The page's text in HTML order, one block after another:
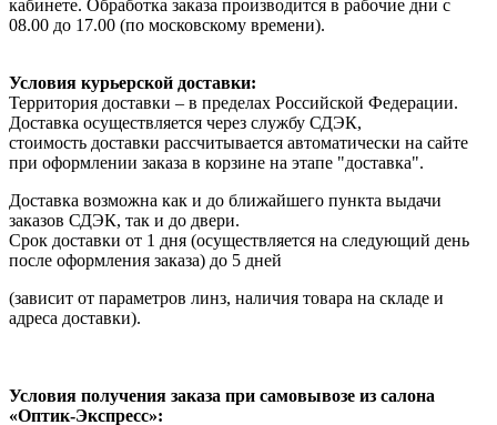
кабинете. Обработка заказа производится в рабочие дни с
08.00 до 17.00 (по московскому времени).
Условия курьерской доставки:
Территория доставки – в пределах Российской Федерации.
Доставка осуществляется через службу СДЭК,
стоимость доставки рассчитывается автоматически на сайте
при оформлении заказа в корзине на этапе "доставка".
Доставка возможна как и до ближайшего пункта выдачи
заказов СДЭК, так и до двери.
Срок доставки от 1 дня (осуществляется на следующий день
после оформления заказа) до 5 дней
(зависит от параметров линз, наличия товара на складе и
адреса доставки).
Условия получения заказа при самовывозе из салона
«Оптик-Экспресс»: